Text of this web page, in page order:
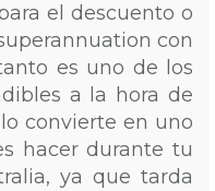
el descuento o
con
es uno de los
a la hora de
convierte en uno
hacer durante tu
ya que tarda